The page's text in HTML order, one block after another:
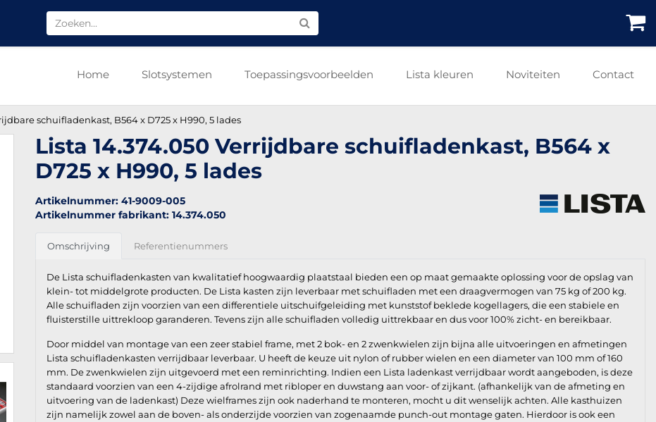
Home Slotsystemen Toepassingsvoorbeelden Lista kleuren Noviteiten Contact
schuifladenkast, B564 x D725 x H990, 5 lades
Lista 14.374.050 Verrijdbare schuifladenkast, B564 x
D725 x H990, 5 lades
Artikelnummer: 41-9009-005
Artikelnummer fabrikant: 14.374.050
Omschrijving Referentienummers
De Lista schuifladenkasten van kwalitatief hoogwaardig plaatstaal bieden een op maat gemaakte oplossing voor de opslag van
klein- tot middelgrote producten. De Lista kasten zijn leverbaar met schuifladen met een draagvermogen van 75 kg of 200 kg.
Alle schuifladen zijn voorzien van een differentiele uitschuifgeleiding met kunststof beklede kogellagers, die een stabiele en
fluisterstille uittrekloop garanderen. Tevens zijn alle schuifladen volledig uittrekbaar en dus voor 100% zicht- en bereikbaar.
Door middel van montage van een zeer stabiel frame, met 2 bok- en 2 zwenkwielen zijn bijna alle uitvoeringen en afmetingen
Lista schuifladenkasten verrijdbaar leverbaar. U heeft de keuze uit nylon of rubber wielen en een diameter van 100 mm of 160
mm. De zwenkwielen zijn uitgevoerd met een reminrichting. Indien een Lista ladenkast verrijdbaar wordt aangeboden, is deze
standaard voorzien van een 4-zijdige afrolrand met ribloper en duwstang aan voor- of zijkant. (afhankelijk van de afmeting en
uitvoering van de ladenkast) Deze wielframes zijn ook naderhand te monteren, mocht u dit wenselijk achten. Alle kasthuizen
zijn namelijk zowel aan de boven- als onderzijde voorzien van zogenaamde punch-out montage gaten. Hierdoor is ook een